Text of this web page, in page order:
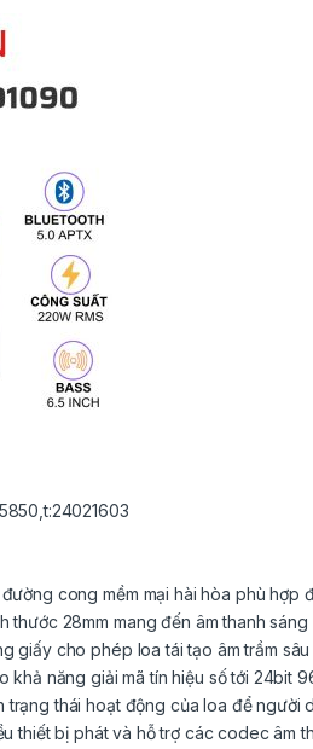
cong mềm mại hài hòa phù hợp
28mm mang đến âm thanh sáng
giấy cho phép loa tái tạo âm trầm sâu
khả năng giải mã tín hiệu số tới 24bit
trạng thái hoạt động của loa để người
thiết bị phát và hỗ trợ các codec âm